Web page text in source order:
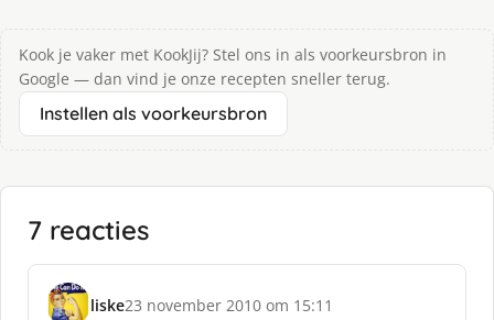
Kook je vaker met KookJij? Stel ons in als voorkeursbron in
Google — dan vind je onze recepten sneller terug.
Instellen als voorkeursbron
7 reacties
liske23 november 2010 om 15:11